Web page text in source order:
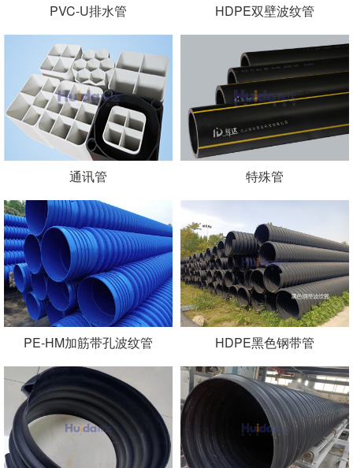
PVC-U排水管 HDPE双壁波纹管
通讯管 特殊管
PE-HM加筋带孔波纹管 HDPE黑色钢带管